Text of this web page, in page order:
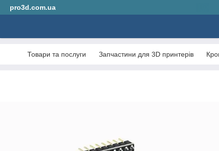
pro3d.com.ua
Товари та послуги Запчастини для 3D принтерів